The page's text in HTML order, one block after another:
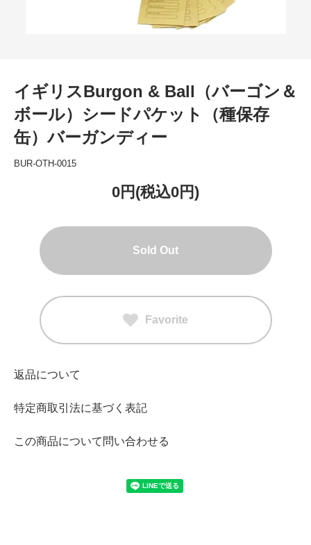
イギリスBurgon & Ball（バーゴン＆
ボール）シードパケット（種保存
缶）バーガンディー
BUR-OTH-0015
0円(税込0円)
Sold Out
Favorite
返品について
特定商取引法に基づく表記
この商品について問い合わせる